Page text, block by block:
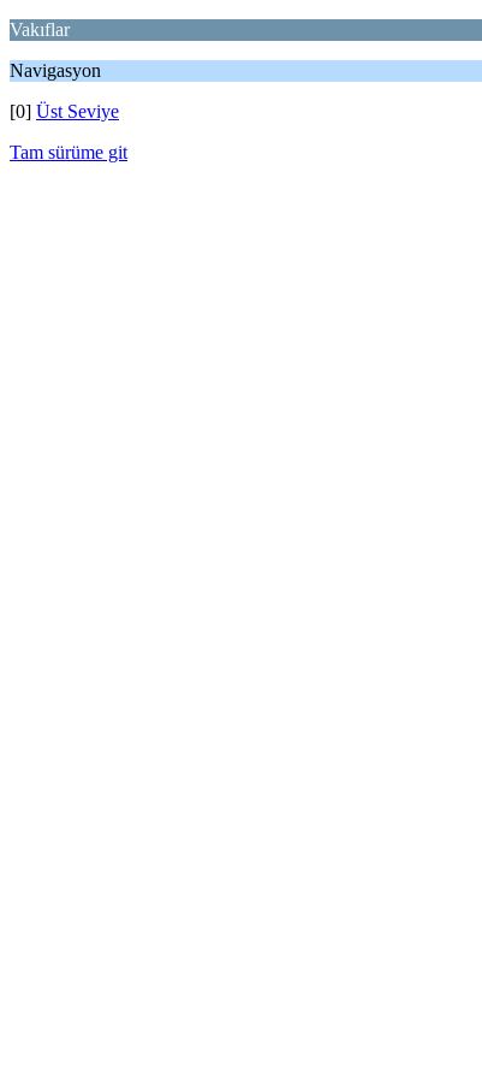
Vakıflar
Navigasyon
[0] Üst Seviye
Tam sürüme git